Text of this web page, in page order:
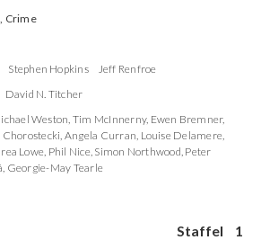
Crime
Stephen Hopkins
Jeff Renfroe
David N. Titcher
Weston, Tim McInnerny, Ewen Bremner,
Chorostecki, Angela Curran, Louise Delamere,
Lowe, Phil Nice, Simon Northwood, Peter
, Georgie-May Tearle
Staffel 1